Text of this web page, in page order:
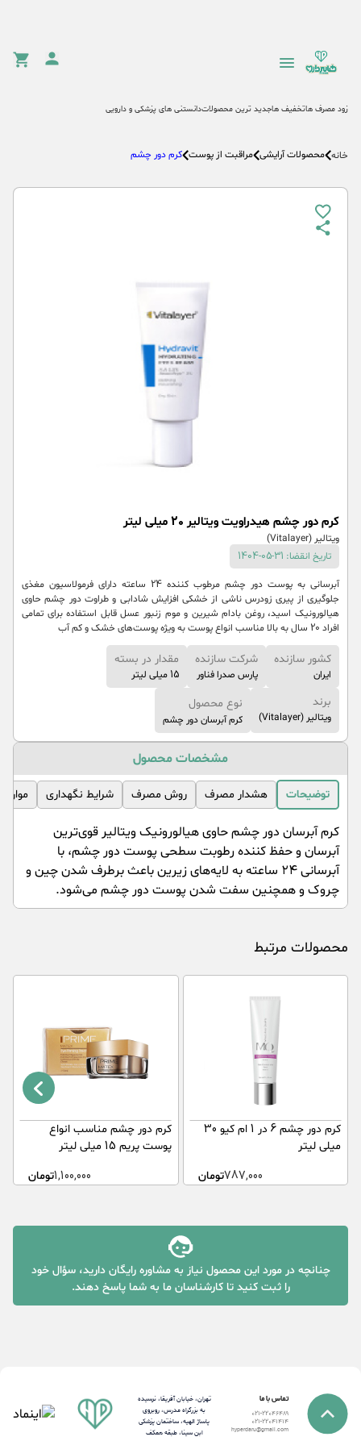
زود مصرف هاتخفیف هاجدید ترین محصولاتدانستنی های پزشکی و دارویی
خانه محصولات آرایشی مراقبت از پوست کرم دور چشم
کرم دور چشم هیدراویت ویتالیر 20 میلی لیتر
ویتالیر (Vitalayer)
تاریخ انقضا: 31-05-1404
آبرسانی به پوست دور چشم مرطوب کننده 24 ساعته دارای فرمولاسیون مغذی
جلوگیری از پیری زودرس ناشی از خشکی افزایش شادابی و طراوت دور چشم حاوی
هیالورونیک اسید، روغن بادام شیرین و موم زنبور عسل قابل استفاده برای تمامی
افراد 20 سال به بالا مناسب انواع پوست به ویژه پوست‌های خشک و کم آب
کشور سازنده
ایران
شرکت سازنده
پارس صدرا فناور
مقدار در بسته
15 میلی لیتر
برند
ویتالیر (Vitalayer)
نوع محصول
کرم آبرسان دور چشم
مشخصات محصول
توضیحات هشدار مصرف روش مصرف شرایط نگهداری
کرم آبرسان دور چشم حاوی هیالورونیک ویتالیر قوی‌ترین
آبرسان و حفظ کننده رطوبت سطحی پوست دور چشم، با
آبرسانی ۲۴ ساعته به لایه‌های زیرین باعث برطرف شدن چین و
چروک و همچنین سفت شدن پوست دور چشم می‌شود.
محصولات مرتبط
کرم دور چشم 6 در 1 ام کیو 30
میلی لیتر
787,000تومان
کرم دور چشم مناسب انواع
پوست پریم 15 میلی لیتر
1,100,000تومان
چنانچه در مورد این محصول نیاز به مشاوره رایگان دارید، سؤال خود
را ثبت کنید تا کارشناسان ما به شما پاسخ دهند.
تماس با ما
021-22046489
021-22041414
hyperdaru@gmail.com
تهران، خیابان آفریقا، نرسیده
به بزرگراه مدرس، روبروی
پاساژ الهیه، ساختمان پزشکی
ابن سینا، طبقه همکف